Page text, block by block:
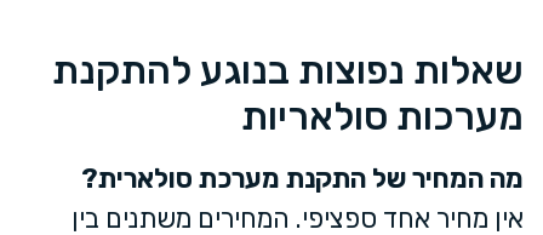
שאלות נפוצות בנוגע להתקנת
מערכות סולאריות
מה המחיר של התקנת מערכת סולארית?
אין מחיר אחד ספציפי. המחירים משתנים בין